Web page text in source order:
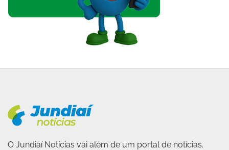
O Jundiaí Notícias vai além de um portal de notícias.